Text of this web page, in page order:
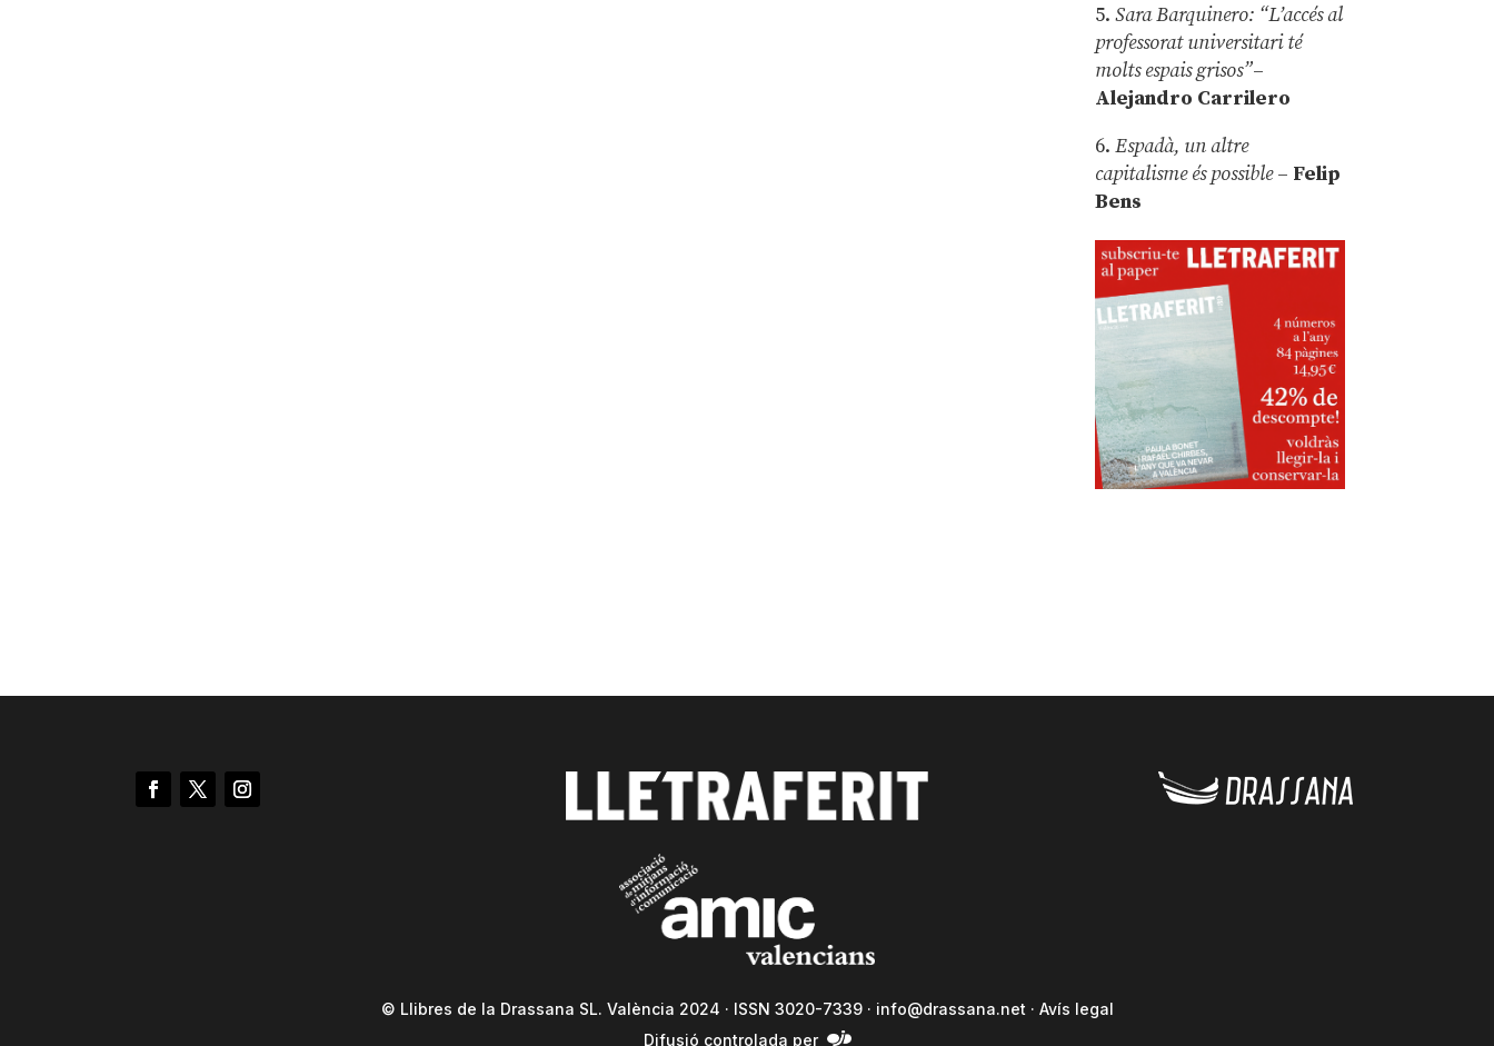
5.Sara Barquinero: “L’accés al
professorat universitari té
molts espais grisos”–
Alejandro Carrilero
6.Espadà, un altre
capitalisme és possible – Felip
Bens
© Llibres de la Drassana SL. València 2024 · ISSN 3020-7339 · info@drassana.net · Avís legal
Difusió controlada per